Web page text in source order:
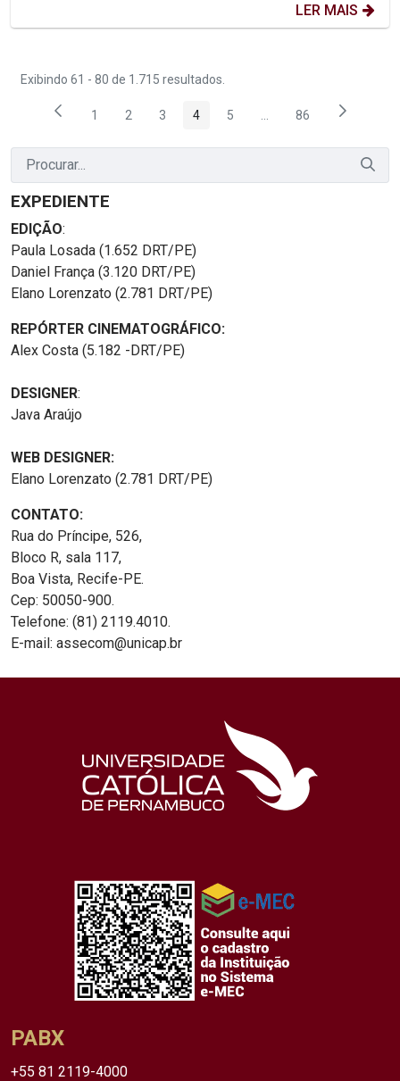
LER MAIS
Exibindo 61 - 80 de 1.715 resultados.
Página
1 Página
2 Página
3 Página
4 Página
5 Páginas intermediárias
Página
86
EXPEDIENTE
EDIÇÃO:
Paula Losada (1.652 DRT/PE)
Daniel França (3.120 DRT/PE)
Elano Lorenzato (2.781 DRT/PE)
REPÓRTER CINEMATOGRÁFICO:
Alex Costa (5.182 -DRT/PE)
DESIGNER:
Java Araújo
WEB DESIGNER:
Elano Lorenzato (2.781 DRT/PE)
CONTATO:
Rua do Príncipe, 526,
Bloco R, sala 117,
Boa Vista, Recife-PE.
Cep: 50050-900.
Telefone: (81) 2119.4010.
E-mail: assecom@unicap.br
PABX
+55 81 2119-4000